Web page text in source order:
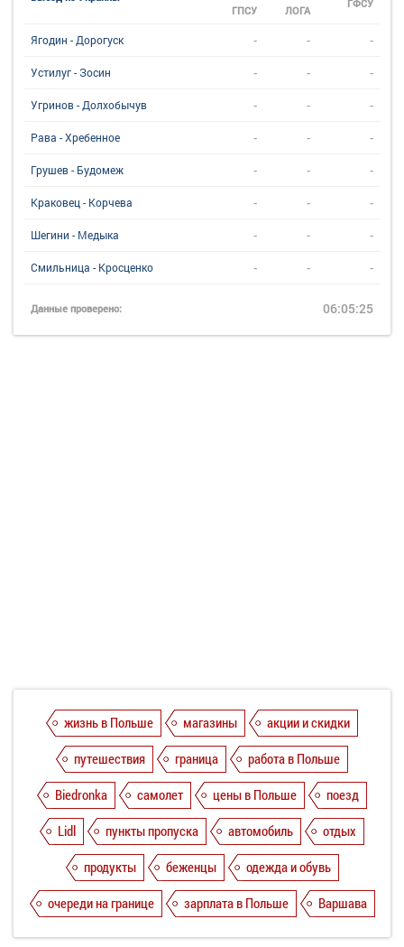
ГФСУ
ГПСУ ЛОГА
Ягодин - Дорогуск - - -
Устилуг - Зосин - - -
Угринов - Долхобычув - - -
Рава - Хребенное - - -
Грушев - Будомеж - - -
Краковец - Корчева - - -
Шегини - Медыка - - -
Смильница - Кросценко - - -
Данные проверено: 06:05:25
жизнь в Польше магазины
акции и скидки
путешествия
граница
работа в Польше
Biedronka
самолет цены в Польше
поезд
Lidl
пункты пропуска автомобиль
отдых
продукты
беженцы
одежда и обувь
очереди на границе
зарплата в Польше Варшава